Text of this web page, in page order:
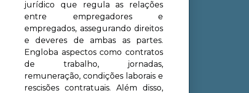
jurídico que regula as relações
entre empregadores e
empregados, assegurando direitos
e deveres de ambas as partes.
Engloba aspectos como contratos
de trabalho, jornadas,
remuneração, condições laborais e
rescisões contratuais. Além disso,